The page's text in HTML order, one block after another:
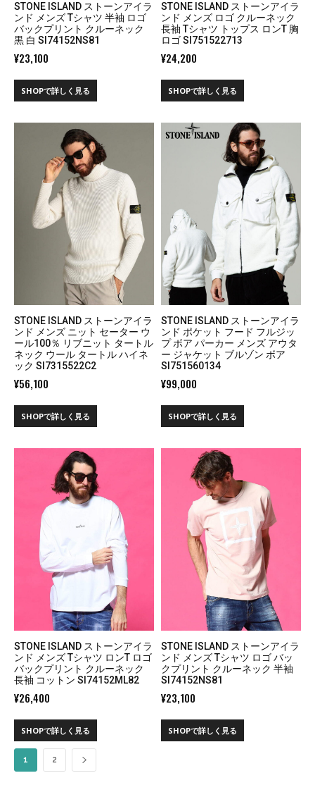
STONE ISLAND ストーンアイラ
ンド メンズ Tシャツ 半袖 ロゴ
バックプリント クルーネック
黒 白 SI74152NS81
¥23,100
SHOPで詳しく見る
STONE ISLAND ストーンアイラ
ンド メンズ ロゴ クルーネック
長袖 Tシャツ トップス ロンT 胸
ロゴ SI751522713
¥24,200
SHOPで詳しく見る
STONE ISLAND ストーンアイラ
ンド メンズ ニット セーター ウ
ール100％ リブニット タートル
ネック ウール タートル ハイネ
ック SI7315522C2
¥56,100
SHOPで詳しく見る
STONE ISLAND ストーンアイラ
ンド ポケット フード フルジッ
プ ボア パーカー メンズ アウタ
ー ジャケット ブルゾン ボア
SI751560134
¥99,000
SHOPで詳しく見る
STONE ISLAND ストーンアイラ
ンド メンズ Tシャツ ロンT ロゴ
バックプリント クルーネック
長袖 コットン SI74152ML82
¥26,400
SHOPで詳しく見る
STONE ISLAND ストーンアイラ
ンド メンズ Tシャツ ロゴ バッ
クプリント クルーネック 半袖
SI74152NS81
¥23,100
SHOPで詳しく見る
1 2